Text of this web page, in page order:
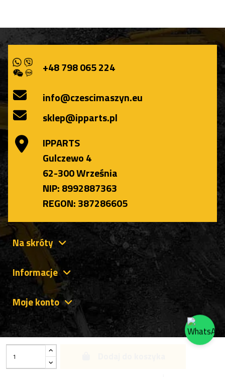
+48 798 065 224
info@czescimaszyn.eu
sklep@ipparts.pl
IPPARTS
Gulczewo 4
62-300 Września
NIP: 8992887363
REGON: 387286605
Na skróty
Informacje
Moje konto